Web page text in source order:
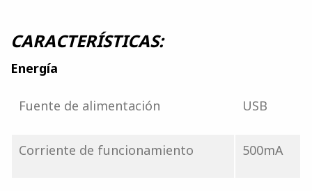
CARACTERÍSTICAS:
Energía
Fuente de alimentación USB
Corriente de funcionamiento 500mA